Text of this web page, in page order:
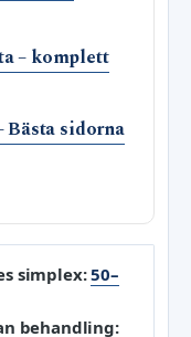
– komplett
Bästa sidorna
simplex:50–
behandling: